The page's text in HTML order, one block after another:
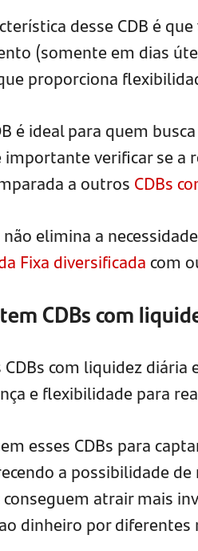
desse CDB é
(somente em dias
proporciona
é ideal para quem busca
verificar se a
a outros CDBs
elimina a
Fixa diversificadacom
CDBs com
CDBs com liquidez
e flexibilidade para
esses CDBs para
a possibilidade
atrair mais
dinheiro por diferentes